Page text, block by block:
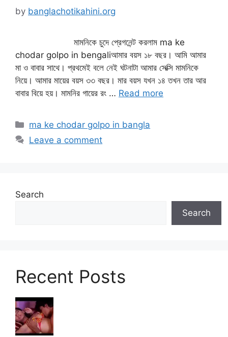
by banglachotikahini.org
মামনিকে চুদে প্রেগনেন্ট করলাম ma ke
chodar golpo in bengaliআমার বয়স ১৮ বছর। আমি আমার
মা ও বাবার সাথে। প্রথমেই বলে নেই ঘটনাটা আমার সেক্সি মামনিকে
নিয়ে। আমার মায়ের বয়স ৩৩ বছর। মার বয়স যখন ১৪ তখন তার আর
বাবার বিয়ে হয়। মামনির গায়ের রং … Read more
Categories
ma ke chodar golpo in bangla
Leave a comment
Search
Search
Recent Posts